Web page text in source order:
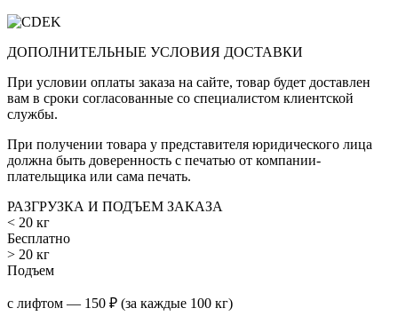
ДОПОЛНИТЕЛЬНЫЕ УСЛОВИЯ ДОСТАВКИ
При условии оплаты заказа на сайте, товар будет доставлен
вам в сроки согласованные со специалистом клиентской
службы.
При получении товара у представителя юридического лица
должна быть доверенность с печатью от компании-
плательщика или сама печать.
РАЗГРУЗКА И ПОДЪЕМ ЗАКАЗА
< 20 кг
Бесплатно
> 20 кг
Подъем
с лифтом — 150 ₽ (за каждые 100 кг)